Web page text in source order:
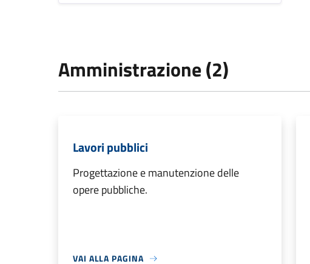
Amministrazione (2)
Lavori pubblici
Progettazione e manutenzione delle
opere pubbliche.
VAI ALLA PAGINA